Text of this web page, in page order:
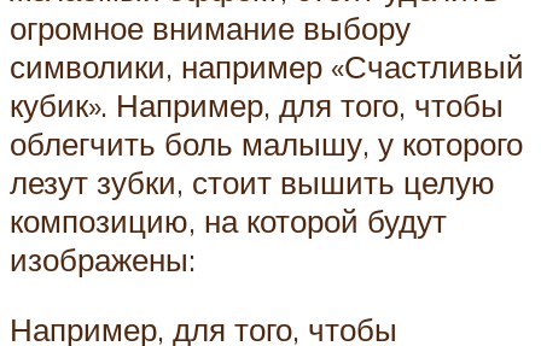
огромное внимание выбору
символики, например «Счастливый
кубик». Например, для того, чтобы
облегчить боль малышу, у которого
лезут зубки, стоит вышить целую
композицию, на которой будут
изображены:
Например, для того, чтобы